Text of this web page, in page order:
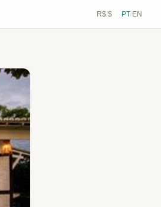
R$/$ PT/EN